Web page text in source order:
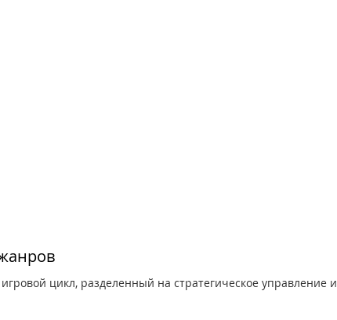
цикл, разделенный на стратегическое управление и